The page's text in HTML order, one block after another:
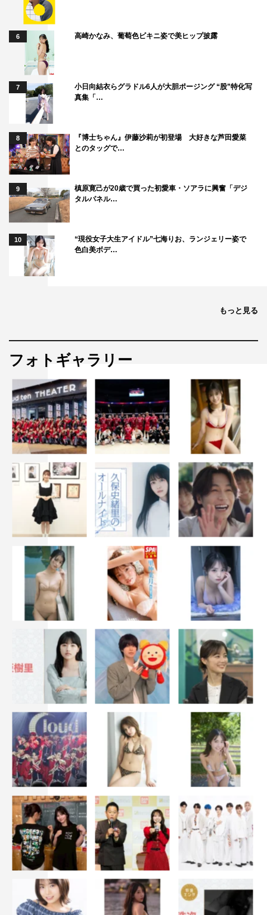
じだったっけとなった日があります（笑）。
◆時代劇の大御所たちとの撮影エピソードなどあればお聞
かせください。
歩き方や立場としての振る舞いなどいろんなことを教えて
いただきました。カメラや照明の準備待ちをしている時、
誰かがせりふをつぶやくとそれに合わせて続きを言い合う
いのに絶対合わせていただけるのが意外と新鮮でありがた
かったです。
◆最後に、本作の見どころと視聴者へのメッセージお願い
いたします。
共演者の方々はすごい先輩ばかりで、時代劇を好きな方は
特に見どころになると思います。将来に悩んでいる2人が
やりたいことを見出し前に進む話です。悩みがある方だけ
ではなく、見てくれた方全員の背中を押せる作品だと思う
◆『ホリデイ～江戸の休日～』のオファーを受けた時の感
想をお聞かせください。
時代劇に挑戦してみたいなぁと考えていたタイミングでい
ただいたお話だったので、ご縁を感じましたし、とてもう
れしかったです。
◆詩織とお仙、それぞれの役を演じてみての感想をお聞か
せください。
お仙は物事に一生懸命で、正義感の強いヒーローのような
女の子です。医者を目指しながら女性であるという逆境に
悩んだり、悲しい過去を抱えていますが、竹さんとの出会
いを通じてどんどん成長していくんだろうなと想像できる
子です。男性の格好をしたのも初めてでしたが、とても楽
しくいい経験になりました！ 詩織も、過去の2人とどん
な関係があるのか…想像するのもとても楽しかったです。
◆時代劇の大御所たちとの撮影エピソードなどあればお聞
かせください。
先輩方とご一緒させていただくのはとても緊張しました
が、撮影現場はいつも和やかで貴重なお話も聞くことがで
きました。
いたします。
お正月にふさわしい明るい番組です。家光の成長と、お仙
とのラブストーリーをぜひ楽しんでいただけたらと思いま
す。
里見浩太朗（謎の老人／大久保彦左衛門役）コメ
ント
時代劇ファンがお正月にゆっくり楽しんでいただける、そ
んなものをぜひもう一度やってみたい、やらせていただき
たい、そんな思いがずっとありましたから、今回の作品が
決まったときは「万歳！」そんな思いでした。このお話に
6 高崎かなみ、葡萄色ビキニ姿で美ヒップ披露
7
小日向結衣らグラドル6人が大胆ポージング “股”特化写
真集「…
8
『博士ちゃん』伊藤沙莉が初登場 大好きな芦田愛菜
とのタッグで…
9
槙原寛己が20歳で買った初愛車・ソアラに興奮「デジ
タルパネル…
10
“現役女子大生アイドル”七海りお、ランジェリー姿で
色白美ボデ…
もっと見る
フォトギャラリー